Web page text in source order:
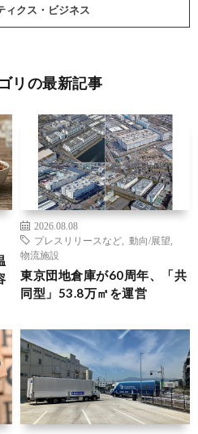
ィクス・ビジネス
リの最新記事
2026.08.08
プレスリリースなど
動向/展望
物流施設
東京団地倉庫が60周年、「共
同型」53.8万㎡を運営